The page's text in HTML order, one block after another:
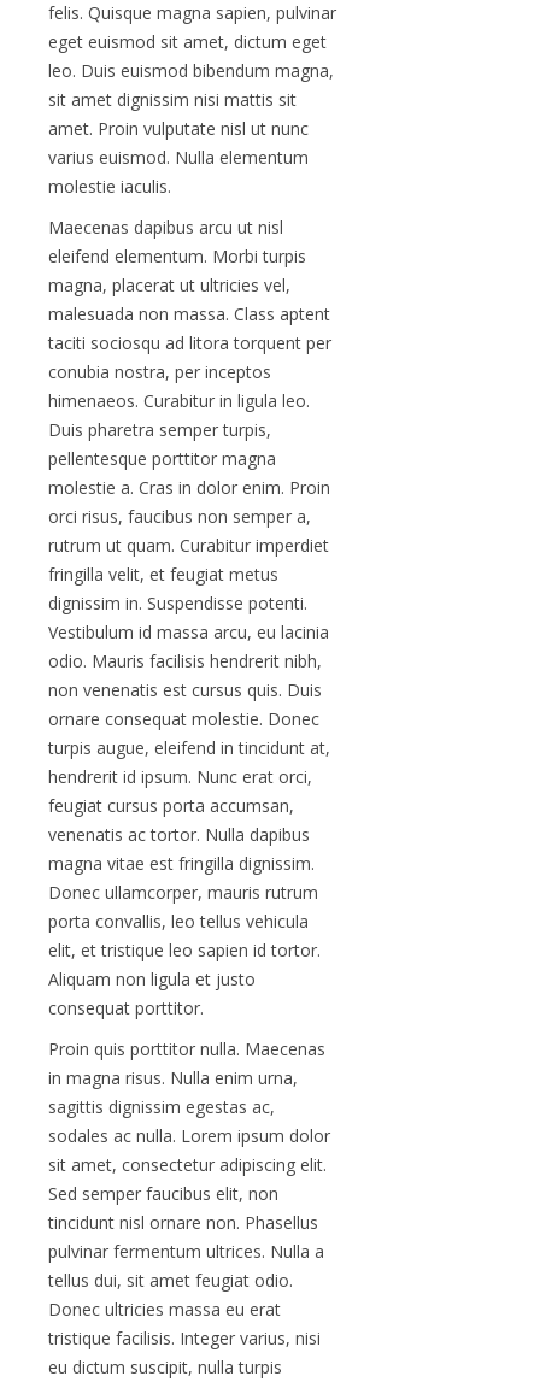
felis. Quisque magna sapien, pulvinar
eget euismod sit amet, dictum eget
leo. Duis euismod bibendum magna,
sit amet dignissim nisi mattis sit
amet. Proin vulputate nisl ut nunc
varius euismod. Nulla elementum
molestie iaculis.
Maecenas dapibus arcu ut nisl
eleifend elementum. Morbi turpis
magna, placerat ut ultricies vel,
malesuada non massa. Class aptent
taciti sociosqu ad litora torquent per
conubia nostra, per inceptos
himenaeos. Curabitur in ligula leo.
Duis pharetra semper turpis,
pellentesque porttitor magna
molestie a. Cras in dolor enim. Proin
orci risus, faucibus non semper a,
rutrum ut quam. Curabitur imperdiet
fringilla velit, et feugiat metus
dignissim in. Suspendisse potenti.
Vestibulum id massa arcu, eu lacinia
odio. Mauris facilisis hendrerit nibh,
non venenatis est cursus quis. Duis
ornare consequat molestie. Donec
turpis augue, eleifend in tincidunt at,
hendrerit id ipsum. Nunc erat orci,
feugiat cursus porta accumsan,
venenatis ac tortor. Nulla dapibus
magna vitae est fringilla dignissim.
Donec ullamcorper, mauris rutrum
porta convallis, leo tellus vehicula
elit, et tristique leo sapien id tortor.
Aliquam non ligula et justo
consequat porttitor.
Proin quis porttitor nulla. Maecenas
in magna risus. Nulla enim urna,
sagittis dignissim egestas ac,
sodales ac nulla. Lorem ipsum dolor
sit amet, consectetur adipiscing elit.
Sed semper faucibus elit, non
tincidunt nisl ornare non. Phasellus
pulvinar fermentum ultrices. Nulla a
tellus dui, sit amet feugiat odio.
Donec ultricies massa eu erat
tristique facilisis. Integer varius, nisi
eu dictum suscipit, nulla turpis